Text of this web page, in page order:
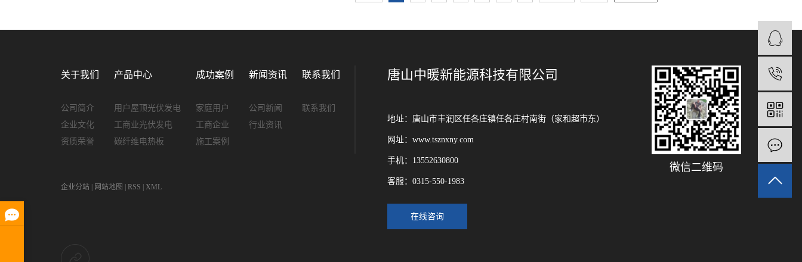
关于我们
公司简介
企业文化
资质荣誉
产品中心
用户屋顶光伏发电
工商业光伏发电
碳纤维电热板
成功案例
家庭用户
工商企业
施工案例
新闻资讯
公司新闻
行业资讯
联系我们
联系我们
企业分站 | 网站地图 | RSS | XML
唐山中暖新能源科技有限公司
地址：唐山市丰润区任各庄镇任各庄村南街（家和超市东）
网址：www.tsznxny.com
手机：13552630800
客服：0315-550-1983
在线咨询
微信二维码